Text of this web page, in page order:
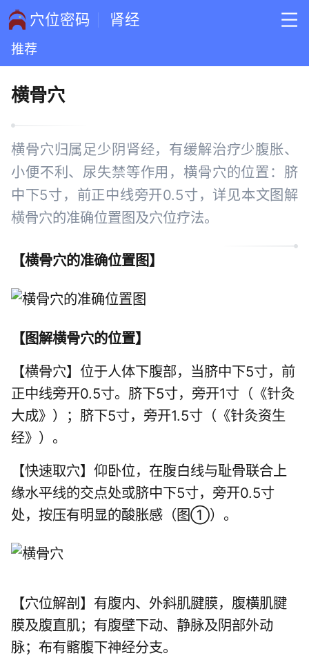
穴位密码 肾经
推荐
横骨穴
横骨穴归属足少阴肾经，有缓解治疗少腹胀、
小便不利、尿失禁等作用，横骨穴的位置：脐
中下5寸，前正中线旁开0.5寸，详见本文图解
横骨穴的准确位置图及穴位疗法。
【横骨穴的准确位置图】
【图解横骨穴的位置】
【横骨穴】位于人体下腹部，当脐中下5寸，前
正中线旁开0.5寸。脐下5寸，旁开1寸（《针灸
大成》）；脐下5寸，旁开1.5寸（《针灸资生
经》）。
【快速取穴】仰卧位，在腹白线与耻骨联合上
缘水平线的交点处或脐中下5寸，旁开0.5寸
处，按压有明显的酸胀感（图①）。
【穴位解剖】有腹内、外斜肌腱膜，腹横肌腱
膜及腹直肌；有腹壁下动、静脉及阴部外动
脉；布有髂腹下神经分支。